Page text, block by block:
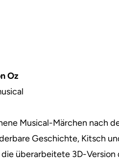
Oz
Musical-Märchen nach
Geschichte, Kitsch
überarbeitete 3D-Version